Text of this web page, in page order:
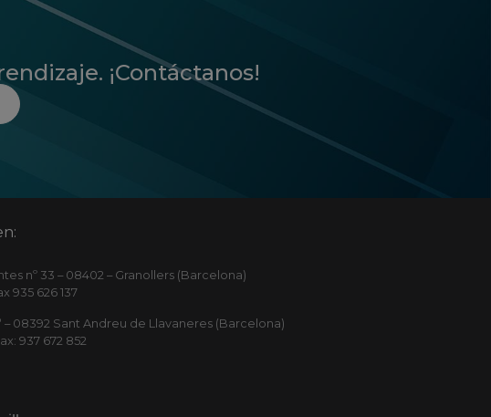
¡Contáctanos!
nº 33 – 08402 – Granollers (Barcelona)
935 626 137
1ª – 08392 Sant Andreu de Llavaneres (Barcelona)
937 672 852